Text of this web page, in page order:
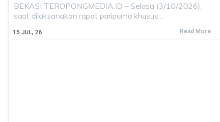
15 JUL, 26
BEKASI TEROPONGMEDIA.ID – Selasa (3/10/2026),
saat dilaksanakan rapat paripurna khusus…
Read More